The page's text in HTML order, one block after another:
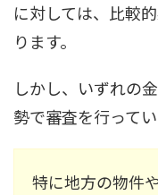
に対しては、比較
ります。
しかし、いずれの
勢で審査を行って
特に地方の物件